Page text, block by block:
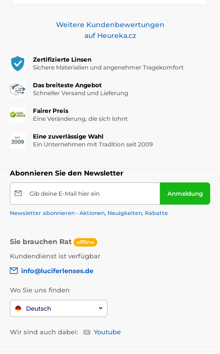
Weitere Kundenbewertungen
auf Heureka.cz
Zertifizierte Linsen
Sichere Materialien und angenehmer Tragekomfort
Das breiteste Angebot
Schneller Versand und Lieferung
Fairer Preis
Eine Veränderung, die sich lohnt
Eine zuverlässige Wahl
Ein Unternehmen mit Tradition seit 2009
Abonnieren Sie den Newsletter
Gib deine E-Mail hier ein Anmeldung
Newsletter abonnieren - Aktionen, Neuigkeiten, Rabatte
Sie brauchen Rat offline
Kundendienst ist verfügbar
info@luciferlenses.de
Wo Sie uns finden
Deutsch
Wir sind auch dabei: Youtube